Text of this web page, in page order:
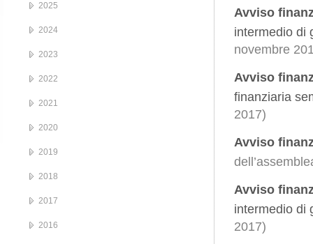
Avviso
intermedio di
novembre
Avviso
finanziaria
2017)
Avviso
Avviso
intermedio di
2017)
2025
2024
2023
2022
2021
2020
2019
2018
2017
2016